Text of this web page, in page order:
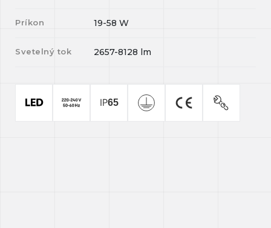
Príkon 19-58 W
Svetelný tok 2657-8128 lm